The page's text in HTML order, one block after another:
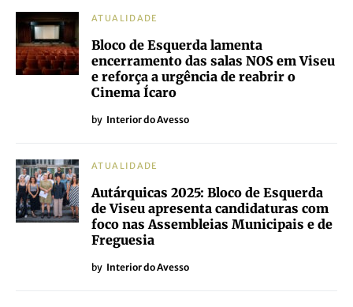
ATUALIDADE
Bloco de Esquerda lamenta
encerramento das salas NOS em Viseu
e reforça a urgência de reabrir o
Cinema Ícaro
by Interior do Avesso
ATUALIDADE
Autárquicas 2025: Bloco de Esquerda
de Viseu apresenta candidaturas com
foco nas Assembleias Municipais e de
Freguesia
by Interior do Avesso